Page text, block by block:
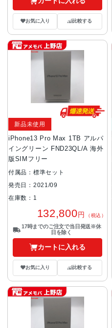
お気に入り 比較する
iPhone13 Pro Max 1TB アルパ
イングリーン FND23QL/A 海外
版SIMフリー
新品未使用
付属品：標準セット
発売日：2021/09
在庫数：1
132,800円 （税込）
17時までのご注文で当日発送※休
日を除く
カートに入れる
お気に入り 比較する